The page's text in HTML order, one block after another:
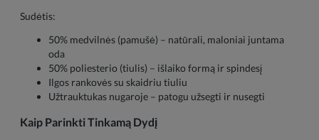
Sudėtis:
50% medvilnės (pamušė) – natūrali, maloniai juntama
oda
50% poliesterio (tiulis) – išlaiko formą ir spindesį
Ilgos rankovės su skaidriu tiuliu
Užtrauktukas nugaroje – patogu užsegti ir nusegti
Kaip Parinkti Tinkamą Dydį